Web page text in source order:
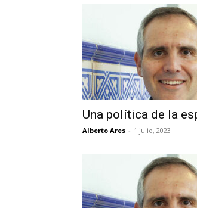
Una política de la
Alberto Ares - 1 julio, 2023